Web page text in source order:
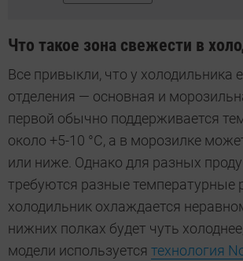
Что такое зона свежести в
Все привыкли, что у холодильника
отделения — основная и
первой обычно поддерживается
около +5-10 °C, а в морозилке
или ниже. Однако для разных
требуются разные температурные
холодильник охлаждается
нижних полках будет чуть
модели используется технология